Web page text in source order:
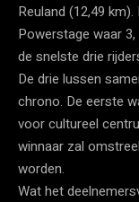
Reuland (12,49
Powerstage waar
de snelste drie
De drie lussen
chrono. De eerste
voor cultureel
winnaar zal
worden.
Wat het